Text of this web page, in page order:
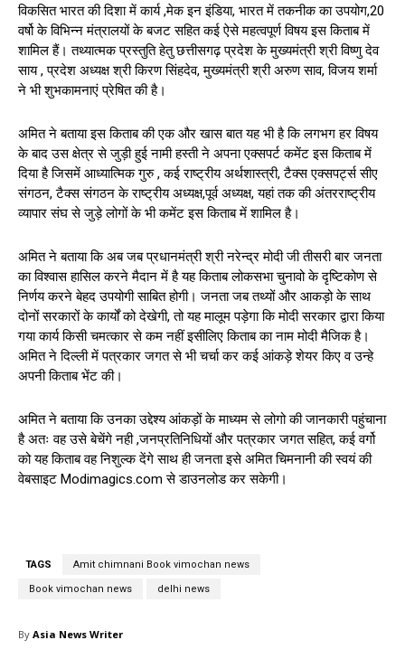
विकसित भारत की दिशा में कार्य ,मेक इन इंडिया, भारत में तकनीक का उपयोग,20
वर्षो के विभिन्न मंत्रालयों के बजट सहित कई ऐसे महत्वपूर्ण विषय इस किताब में
शामिल हैं। तथ्यात्मक प्रस्तुति हेतु छत्तीसगढ़ प्रदेश के मुख्यमंत्री श्री विष्णु देव
साय , प्रदेश अध्यक्ष श्री किरण सिंहदेव, मुख्यमंत्री श्री अरुण साव, विजय शर्मा
ने भी शुभकामनाएं प्रेषित की है।
अमित ने बताया इस किताब की एक और खास बात यह भी है कि लगभग हर विषय
के बाद उस क्षेत्र से जुड़ी हुई नामी हस्ती ने अपना एक्सपर्ट कमेंट इस किताब में
दिया है जिसमें आध्यात्मिक गुरु , कई राष्ट्रीय अर्थशास्त्री, टैक्स एक्सपर्ट्स सीए
संगठन, टैक्स संगठन के राष्ट्रीय अध्यक्ष,पूर्व अध्यक्ष, यहां तक की अंतरराष्ट्रीय
व्यापार संघ से जुड़े लोगों के भी कमेंट इस किताब में शामिल है।
अमित ने बताया कि अब जब प्रधानमंत्री श्री नरेन्द्र मोदी जी तीसरी बार जनता
का विश्वास हासिल करने मैदान में है यह किताब लोकसभा चुनावो के दृष्टिकोण से
निर्णय करने बेहद उपयोगी साबित होगी। जनता जब तथ्यों और आकड़ो के साथ
दोनों सरकारों के कार्यों को देखेगी, तो यह मालूम पड़ेगा कि मोदी सरकार द्वारा किया
गया कार्य किसी चमत्कार से कम नहीं इसीलिए किताब का नाम मोदी मैजिक है।
अमित ने दिल्ली में पत्रकार जगत से भी चर्चा कर कई आंकड़े शेयर किए व उन्हे
अपनी किताब भेंट की।
अमित ने बताया कि उनका उद्देश्य आंकड़ों के माध्यम से लोगो की जानकारी पहुंचाना
है अतः वह उसे बेचेंगे नही ,जनप्रतिनिधियों और पत्रकार जगत सहित, कई वर्गो
को यह किताब वह निशुल्क देंगे साथ ही जनता इसे अमित चिमनानी की स्वयं की
वेबसाइट Modimagics.com से डाउनलोड कर सकेगी।
TAGS Amit chimnani Book vimochan news
Book vimochan news delhi news
By Asia News Writer